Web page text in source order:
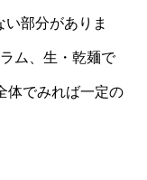
部分がありま
ム、生・乾麺で
体でみれば一定の